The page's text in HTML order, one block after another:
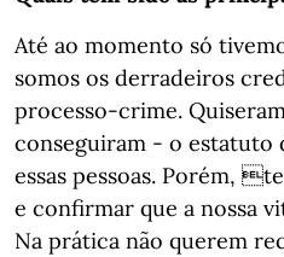
Até ao momento só
somos os derradeiros
processo-crime.
conseguiram - o estatuto
essas pessoas. Porém,
e confirmar que a nossa
Na prática não querem